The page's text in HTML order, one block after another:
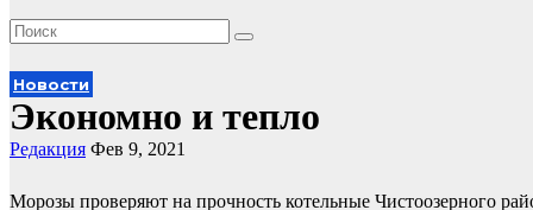
Новости
Экономно и тепло
Редакция Фев 9, 2021
Морозы проверяют на прочность котельные Чистоозерного